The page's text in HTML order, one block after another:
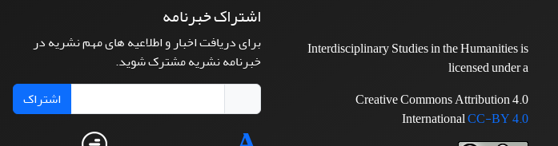
Interdisciplinary Studies in the Humanities is
licensed under a
Creative Commons Attribution 4.0
InternationalCC-BY 4.0
اشتراک خبرنامه
برای دریافت اخبار و اطلاعیه های مهم نشریه در
خبرنامه نشریه مشترک شوید.
اشتراک